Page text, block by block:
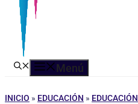
Menú
INICIO » EDUCACIÓN » EDUCACIÓN